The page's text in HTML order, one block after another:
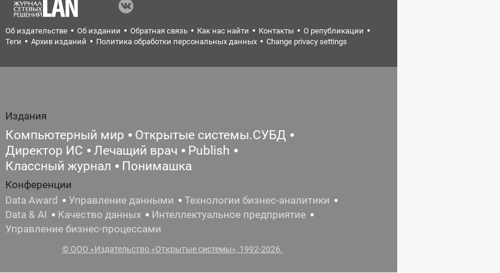
Об издательстве Об издании Обратная связь Как нас найти Контакты
О републикации
Теги
Архив изданий Политика обработки персональных данных Change privacy settings
Издания
Компьютерный мир
Открытые системы.СУБД
Директор ИС
Лечащий врач
Publish
Классный журнал
Понимашка
Конференции
Data Award
Управление данными
Технологии бизнес-аналитики
Data & AI
Качество данных
Интеллектуальное предприятие
Управление бизнес-процессами
© ООО «Издательство «Открытые системы», 1992-2026.